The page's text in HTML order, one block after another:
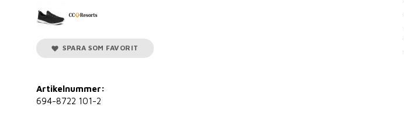
SPARA SOM FAVORIT
Artikelnummer:
694-8722 101-2